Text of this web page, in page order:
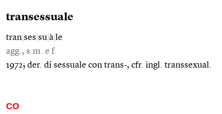
transessuale
tran ses su à le
agg., s.m. e f.
1972; der. di sessuale con trans-, cfr. ingl. transsexual.
CO